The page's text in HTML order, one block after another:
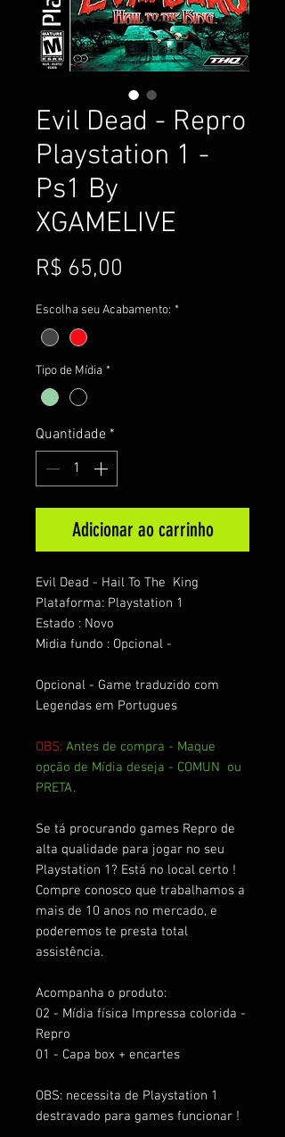
Evil Dead - Repro
Playstation 1 -
Ps1 By
XGAMELIVE
R$ 65,00
Escolha seu Acabamento: *
Tipo de Mídia *
Quantidade *
Adicionar ao carrinho
Evil Dead - Hail To The King
Plataforma: Playstation 1
Estado : Novo
Midia fundo : Opcional -
Opcional - Game traduzido com
Legendas em Portugues
OBS: Antes de compra - Maque
opção de Mídia deseja - COMUN ou
PRETA.
Se tá procurando games Repro de
alta qualidade para jogar no seu
Playstation 1? Está no local certo !
Compre conosco que trabalhamos a
mais de 10 anos no mercado, e
poderemos te presta total
assistência.
Acompanha o produto:
02 - Mídia física Impressa colorida -
Repro
01 - Capa box + encartes
OBS: necessita de Playstation 1
destravado para games funcionar !